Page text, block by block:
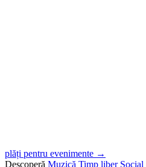
plăți pentru evenimente →
Descoperă Muzică Timp liber Social